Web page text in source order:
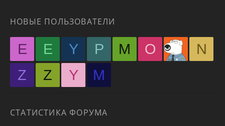
НОВЫЕ ПОЛЬЗОВАТЕЛИ
E E Y P M O
N
Z
Z Y М
СТАТИСТИКА ФОРУМА